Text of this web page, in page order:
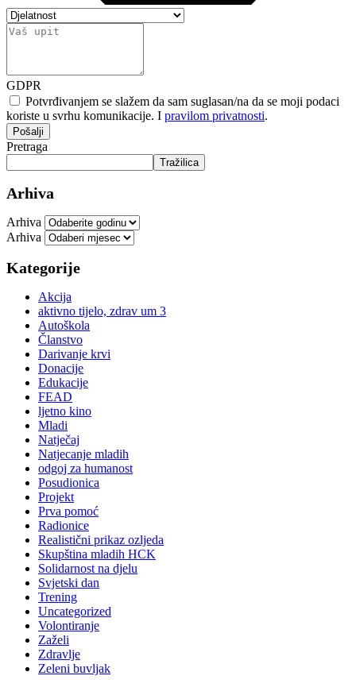
GDPR
Potvrđivanjem se slažem da sam suglasan/na da se moji podaci
koriste u svrhu komunikacije. I pravilom privatnosti.
Pošalji
Pretraga
Tražilica
Arhiva
Arhiva
Arhiva
Kategorije
Akcija
aktivno tijelo, zdrav um 3
Autoškola
Članstvo
Darivanje krvi
Donacije
Edukacije
FEAD
ljetno kino
Mladi
Natječaj
Natjecanje mladih
odgoj za humanost
Posudionica
Projekt
Prva pomoć
Radionice
Realistični prikaz ozljeda
Skupština mladih HCK
Solidarnost na djelu
Svjetski dan
Trening
Uncategorized
Volontiranje
Zaželi
Zdravlje
Zeleni buvljak